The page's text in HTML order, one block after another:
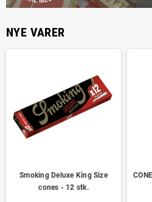
NYE VARER
Smoking Deluxe King Size
cones - 12 stk.